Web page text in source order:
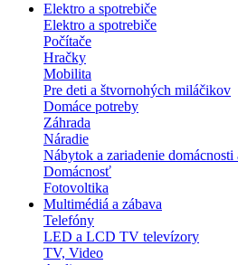
Elektro a spotrebiče
Elektro a spotrebiče
Počítače
Hračky
Mobilita
Pre deti a štvornohých miláčikov
Domáce potreby
Záhrada
Náradie
Nábytok a zariadenie domácnosti
Domácnosť
Fotovoltika
Multimédiá a zábava
Telefóny
LED a LCD TV televízory
TV, Video